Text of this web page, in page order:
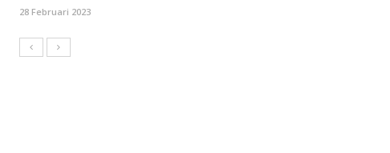
28 Februari 2023